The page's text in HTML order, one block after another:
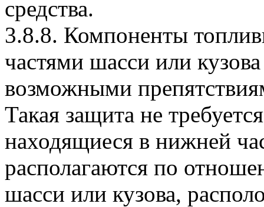
средства.
3.8.8. Компоненты
частями шасси или
возможными
Такая защита не
находящиеся в нижней
располагаются по
шасси или кузова,